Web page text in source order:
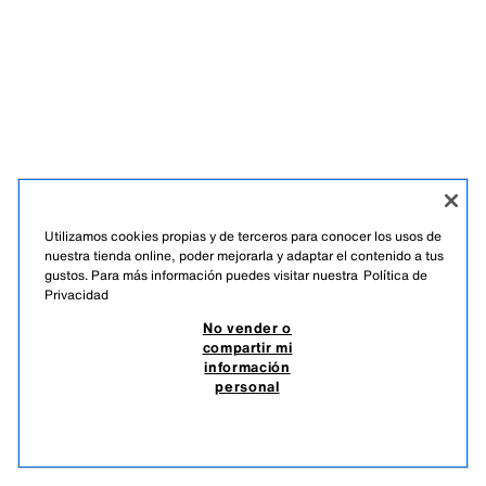
Utilizamos cookies propias y de terceros para conocer los usos de
nuestra tienda online, poder mejorarla y adaptar el contenido a tus
gustos. Para más información puedes visitar nuestra Política de
Privacidad
No vender o
compartir mi
información
personal